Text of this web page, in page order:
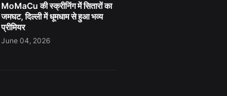
MoMaCu की स्क्रीनिंग में सितारों का
जमघट, दिल्ली में धूमधाम से हुआ भव्य
प्रीमियर
June 04, 2026